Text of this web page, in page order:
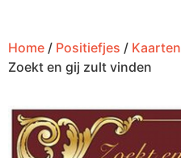
Home / Positiefjes / Kaarten
Zoekt en gij zult vinden